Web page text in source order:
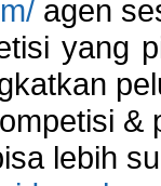
agen
yang
lebih